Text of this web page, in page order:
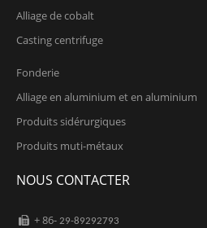
Alliage de cobalt
Casting centrifuge
Fonderie
Alliage en aluminium et en aluminium
Produits sidérurgiques
Produits muti-métaux
NOUS CONTACTER
 + 86- 29-89292793